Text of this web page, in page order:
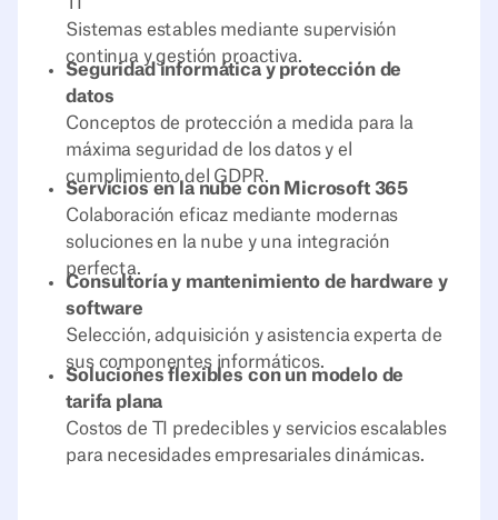
Sistemas estables mediante supervisión
continua y gestión proactiva.
Seguridad informática y protección de
datos
Conceptos de protección a medida para la
máxima seguridad de los datos y el
cumplimiento del GDPR.
Servicios en la nube con Microsoft 365
Colaboración eficaz mediante modernas
soluciones en la nube y una integración
perfecta.
Consultoría y mantenimiento de hardware y
software
Selección, adquisición y asistencia experta de
sus componentes informáticos.
Soluciones flexibles con un modelo de
tarifa plana
Costos de TI predecibles y servicios escalables
para necesidades empresariales dinámicas.